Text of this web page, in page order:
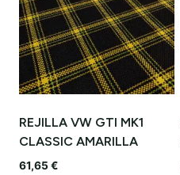
REJILLA VW GTI MK1
CLASSIC AMARILLA
61,65€